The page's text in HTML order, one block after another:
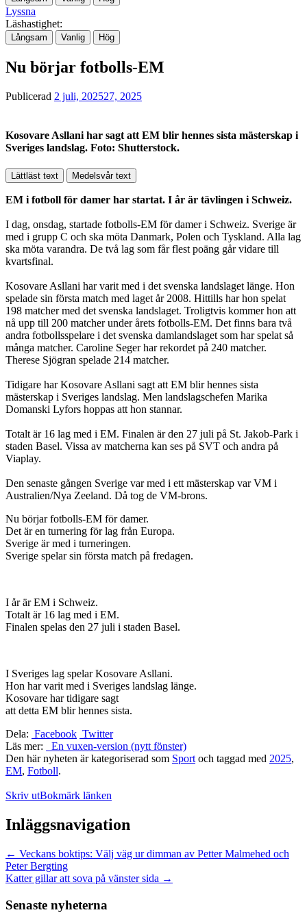
Lyssna
Läshastighet:
Långsam Vanlig Hög
Nu börjar fotbolls-EM
Publicerad 2 juli, 202527, 2025
Kosovare Asllani har sagt att EM blir hennes sista mästerskap i
Sveriges landslag. Foto: Shutterstock.
Lättläst text Medelsvår text
EM i fotboll för damer har startat. I år är tävlingen i Schweiz.
I dag, onsdag, startade fotbolls-EM för damer i Schweiz. Sverige är
med i grupp C och ska möta Danmark, Polen och Tyskland. Alla lag
ska möta varandra. De två lag som får flest poäng går vidare till
kvartsfinal.
Kosovare Asllani har varit med i det svenska landslaget länge. Hon
spelade sin första match med laget år 2008. Hittills har hon spelat
198 matcher med det svenska landslaget. Troligtvis kommer hon att
nå upp till 200 matcher under årets fotbolls-EM. Det finns bara två
andra fotbollsspelare i det svenska damlandslaget som har spelat så
många matcher. Caroline Seger har rekordet på 240 matcher.
Therese Sjögran spelade 214 matcher.
Tidigare har Kosovare Asllani sagt att EM blir hennes sista
mästerskap i Sveriges landslag. Men landslagschefen Marika
Domanski Lyfors hoppas att hon stannar.
Totalt är 16 lag med i EM. Finalen är den 27 juli på St. Jakob-Park i
staden Basel. Vissa av matcherna kan ses på SVT och andra på
Viaplay.
Den senaste gången Sverige var med i ett mästerskap var VM i
Australien/Nya Zeeland. Då tog de VM-brons.
Nu börjar fotbolls-EM för damer.
Det är en turnering för lag från Europa.
Sverige är med i turneringen.
Sverige spelar sin första match på fredagen.
I år är EM i Schweiz.
Totalt är 16 lag med i EM.
Finalen spelas den 27 juli i staden Basel.
I Sveriges lag spelar Kosovare Asllani.
Hon har varit med i Sveriges landslag länge.
Kosovare har tidigare sagt
att detta EM blir hennes sista.
Dela: Facebook Twitter
Läs mer:
En vuxen-version (nytt fönster)
Den här nyheten är kategoriserad som Sport och taggad med 2025,
EM, Fotboll.
Skriv utBokmärk länken
Inläggsnavigation
← Veckans boktips: Välj väg ur dimman av Petter Malmehed och
Peter Bergting
Katter gillar att sova på vänster sida →
Senaste nyheterna